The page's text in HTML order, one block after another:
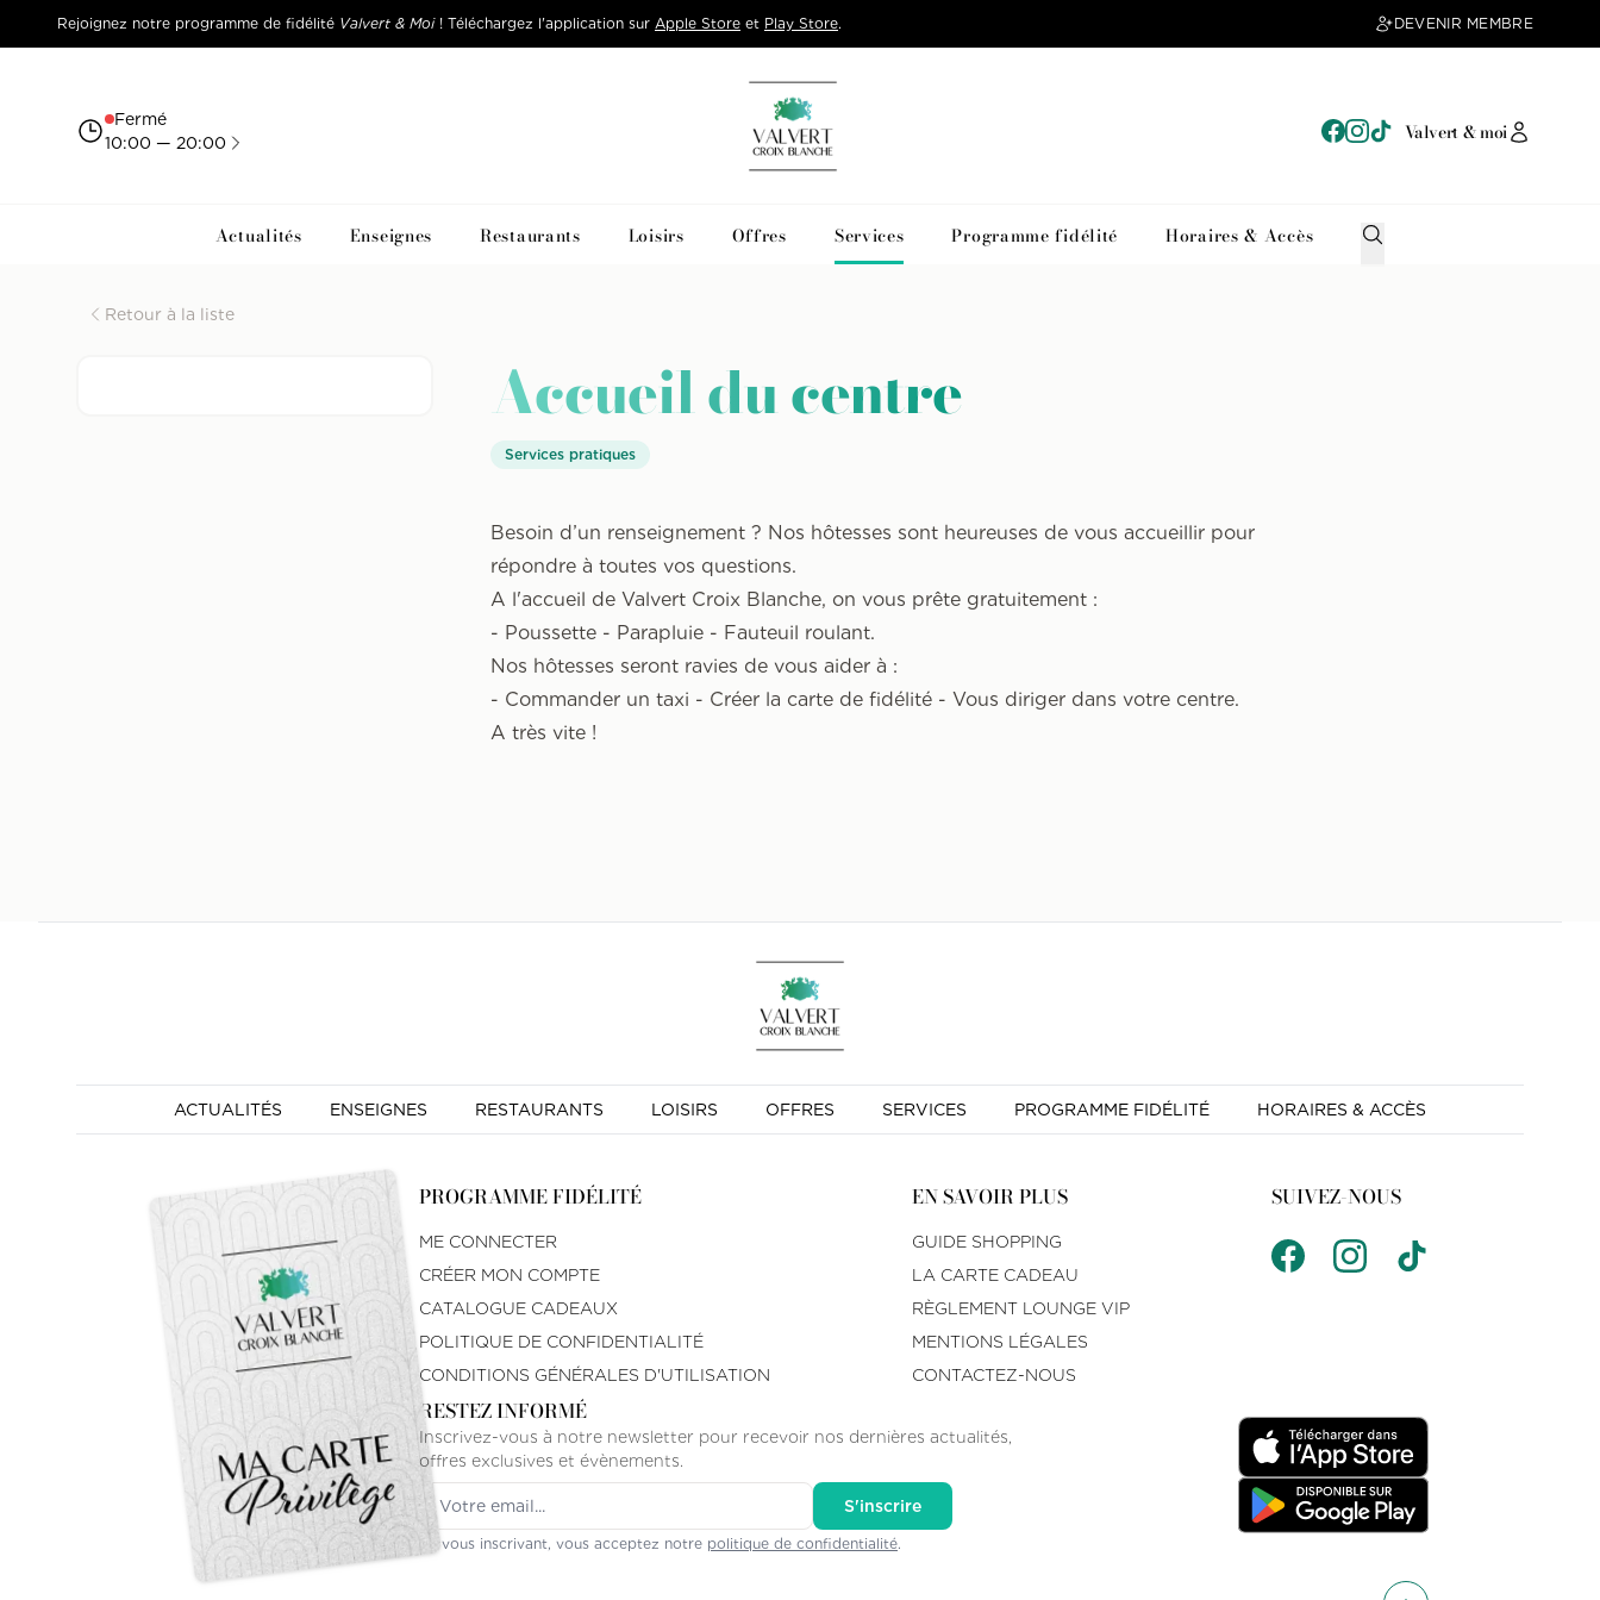
Rejoignez notre programme de fidélité Valvert & Moi! Téléchargez l'application sur Apple Store et Play Store. DEVENIR MEMBRE
Fermé
10:00 — 20:00
Accueil
Valvert & moi
Actualités Enseignes Restaurants Loisirs Offres Services Programme fidélité Horaires & Accès
Retour à la liste
Accueil du centre
Services pratiques
Besoin d’un renseignement ? Nos hôtesses sont heureuses de vous accueillir pour
répondre à toutes vos questions.
A l'accueil de Valvert Croix Blanche, on vous prête gratuitement :
- Poussette - Parapluie - Fauteuil roulant.
Nos hôtesses seront ravies de vous aider à :
- Commander un taxi - Créer la carte de fidélité - Vous diriger dans votre centre.
A très vite !
Accueil
ACTUALITÉS ENSEIGNES RESTAURANTS LOISIRS OFFRES SERVICES PROGRAMME FIDÉLITÉ HORAIRES & ACCÈS
PROGRAMME FIDÉLITÉ
ME CONNECTER
CRÉER MON COMPTE
CATALOGUE CADEAUX
POLITIQUE DE CONFIDENTIALITÉ
CONDITIONS GÉNÉRALES D'UTILISATION
EN SAVOIR PLUS
GUIDE SHOPPING
LA CARTE CADEAU
RÈGLEMENT LOUNGE VIP
MENTIONS LÉGALES
CONTACTEZ-NOUS
SUIVEZ-NOUS
RESTEZ INFORMÉ
Inscrivez-vous à notre newsletter pour recevoir nos dernières actualités,
offres exclusives et évènements.
Votre adresse email S'inscrire
En vous inscrivant, vous acceptez notre politique de confidentialité.